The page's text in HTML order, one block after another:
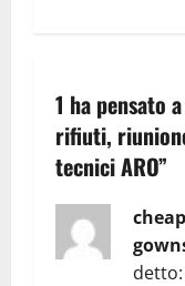
1 ha pensato
rifiuti,
tecnici ARO”
detto: